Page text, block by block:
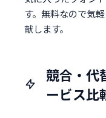
す。無料なので気
献します。
競合・代
ービス比